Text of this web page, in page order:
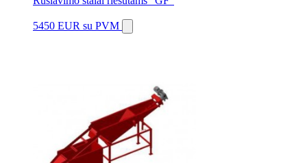
5450 EUR su PVM